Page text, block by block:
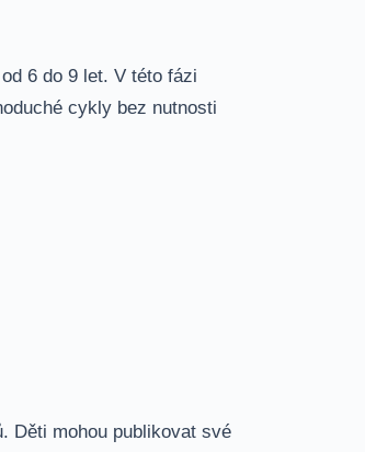
6 do 9 let. V této fázi
cykly bez nutnosti
Děti mohou publikovat své